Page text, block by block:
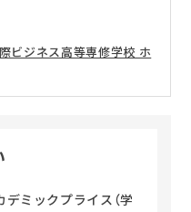
ビジネス高等専修学校 ホ
ミックプライス（学